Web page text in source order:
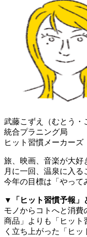
武藤こずえ（むとう・
統合プラニング局
ヒット習慣メーカー
旅、映画、音楽が大好
月に一回、温泉に入る
今年の目標は「やって
▼「ヒット習慣予報」
モノからコトへと消費
商品」よりも「ヒット
く立ち上がった「ヒ